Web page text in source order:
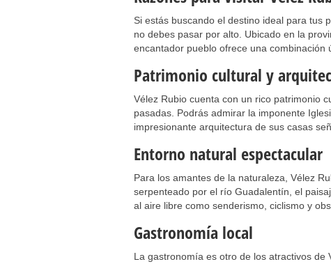
Si estás buscando el destino ideal para tus
no debes pasar por alto. Ubicado en la
encantador pueblo ofrece una combinación
Patrimonio cultural y
Vélez Rubio cuenta con un rico patrimonio
pasadas. Podrás admirar la imponente
impresionante arquitectura de sus casas
Entorno natural espectacular
Para los amantes de la naturaleza, Vélez
serpenteado por el río Guadalentín, el
al aire libre como senderismo, ciclismo y
Gastronomía local
La gastronomía es otro de los atractivos